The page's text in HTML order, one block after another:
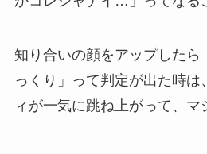
知り合いの顔をアップしたら
っくり」って判定が出た時は
ィが一気に跳ね上がって、マ